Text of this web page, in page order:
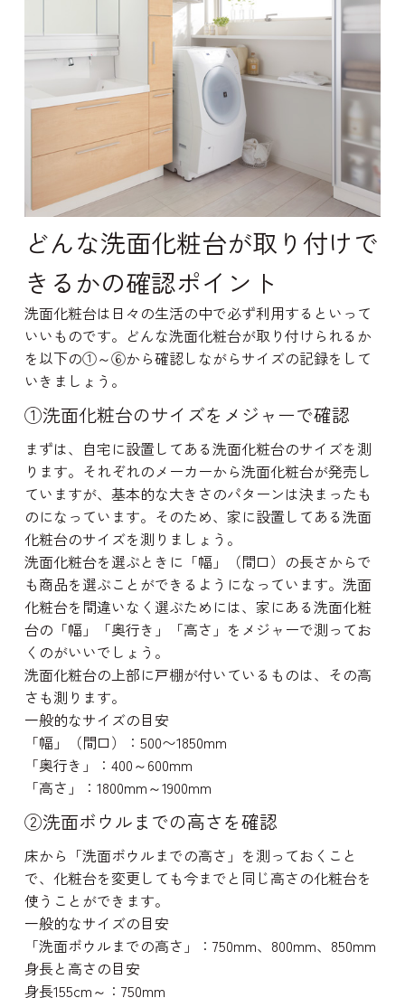
お問い
どんな洗面化粧台が取り付けで
きるかの確認ポイント
洗面化粧台は日々の生活の中で必ず利用するといって
いいものです。どんな洗面化粧台が取り付けられるか
を以下の①～⑥から確認しながらサイズの記録をして
いきましょう。
①洗面化粧台のサイズをメジャーで確認
まずは、自宅に設置してある洗面化粧台のサイズを測
ります。それぞれのメーカーから洗面化粧台が発売し
ていますが、基本的な大きさのパターンは決まったも
のになっています。そのため、家に設置してある洗面
化粧台のサイズを測りましょう。
洗面化粧台を選ぶときに「幅」（間口）の長さからで
も商品を選ぶことができるようになっています。洗面
化粧台を間違いなく選ぶためには、家にある洗面化粧
台の「幅」「奥行き」「高さ」をメジャーで測ってお
くのがいいでしょう。
洗面化粧台の上部に戸棚が付いているものは、その高
さも測ります。
一般的なサイズの目安
「幅」（間口）： 500〜1850mm
「奥行き」： 400～600mm
「高さ」： 1800mm～1900mm
②洗面ボウルまでの高さを確認
床から「洗面ボウルまでの高さ」を測っておくこと
で、化粧台を変更しても今までと同じ高さの化粧台を
使うことができます。
一般的なサイズの目安
「洗面ボウルまでの高さ」： 750mm、800mm、850mm
身長と高さの目安
身長155cm～： 750mm